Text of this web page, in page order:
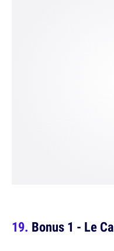
Bonus 1 - Le